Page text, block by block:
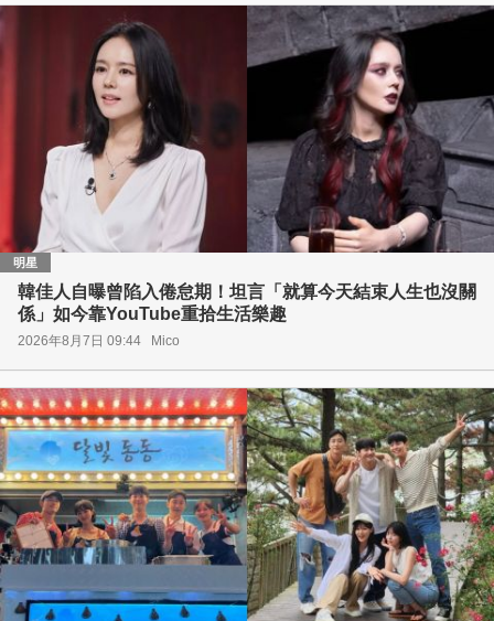
明星
韓佳人自曝曾陷入倦怠期！坦言「就算今天結束人生也沒關
係」如今靠YouTube重拾生活樂趣
2026年8月7日 09:44 Mico